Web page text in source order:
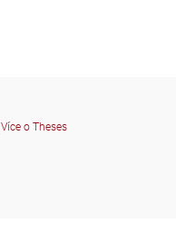
Více o Theses